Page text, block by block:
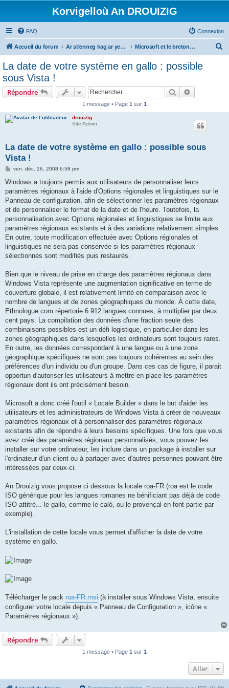
Korvigelloù An DROUIZIG
FAQ Connexion
Accueil du forum Ar stlenneg hag ar yezhoù bihan er bed a-bezh Microsoft et le breton - Microsoft and the Breton language
La date de votre système en gallo : possible
sous Vista !
Répondre Rechercher
1 message • Page 1 sur 1
drouizig
Site Admin
La date de votre système en gallo : possible sous
Vista !
M
s
a
g
ven. déc. 26, 2008 6:58 pm
Windows a toujours permis aux utilisateurs de personnaliser leurs
paramètres régionaux à l'aide d'Options régionales et linguistiques sur le
Panneau de configuration, afin de sélectionner les paramètres régionaux
et de personnaliser le format de la date et de l'heure. Toutefois, la
personnalisation avec Options régionales et linguistiques se limite aux
paramètres régionaux existants et à des variations relativement simples.
En outre, toute modification effectuée avec Options régionales et
linguistiques ne sera pas conservée si les paramètres régionaux
sélectionnés sont modifiés puis restaurés.
Bien que le niveau de prise en charge des paramètres régionaux dans
Windows Vista représente une augmentation significative en terme de
couverture globale, il est relativement limité en comparaison avec le
nombre de langues et de zones géographiques du monde. À cette date,
Ethnologue.com répertorie 6 912 langues connues, à multiplier par deux
cent pays. La compilation des données d'une fraction seule des
combinaisons possibles est un défi logistique, en particulier dans les
zones géographiques dans lesquelles les ordinateurs sont toujours rares.
En outre, les données correspondant à une langue ou à une zone
géographique spécifiques ne sont pas toujours cohérentes au sein des
préférences d'un individu ou d'un groupe. Dans ces cas de figure, il parait
opportun d'autoriser les utilisateurs à mettre en place les paramètres
régionaux dont ils ont précisément besoin.
Microsoft a donc créé l'outil « Locale Builder » dans le but d'aider les
utilisateurs et les administrateurs de Windows Vista à créer de nouveaux
paramètres régionaux et à personnaliser des paramètres régionaux
existants afin de répondre à leurs besoins spécifiques. Une fois que vous
avez créé des paramètres régionaux personnalisés, vous pouvez les
installer sur votre ordinateur, les inclure dans un package à installer sur
l'ordinateur d'un client ou à partager avec d'autres personnes pouvant être
intéressées par ceux-ci.
An Drouizig vous propose ci dessous la locale roa-FR (roa est le code
ISO générique pour les langues romanes ne bénificiant pas déjà de code
ISO attitré... le gallo, comme le caló, ou le provençal en font partie par
exemple).
L'installation de cette locale vous permet d'afficher la date de votre
système en gallo.
Télécharger le pack roa-FR.msi (à installer sous Windows Vista, ensuite
configurer votre locale depuis « Panneau de Configuration », icône «
Paramètres régionaux »).
Répondre
1 message • Page 1 sur 1
Aller